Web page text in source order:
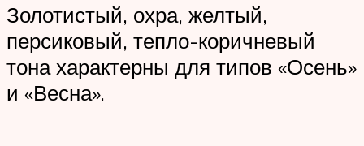
Золотистый, охра, желтый,
персиковый, тепло-коричневый
тона характерны для типов «Осень»
и «Весна».